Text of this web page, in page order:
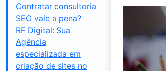
Contratar consultoria
SEO vale a pena?
RF Digital: Sua
Agência
especializada em
criação de sites no